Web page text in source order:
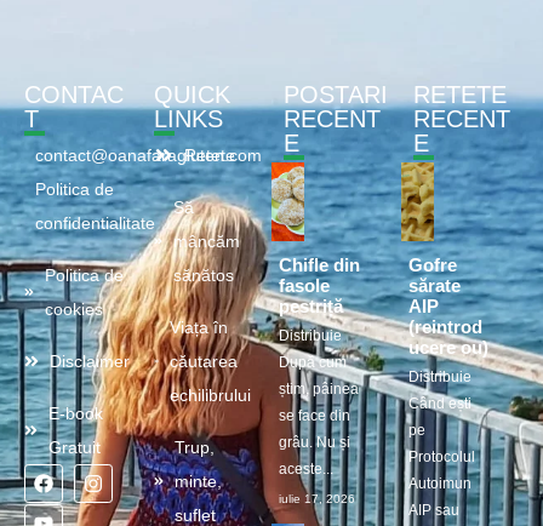
CONTAC
T
contact@oanafaragluten.com
Politica de
confidentialitate
Politica de
cookies
Disclaimer
E-book
Gratuit
QUICK
LINKS
Retete
Să
mâncăm
sănătos
Viața în
căutarea
echilibrului
Trup,
minte,
suflet
POSTARI
RECENT
E
Chifle din
fasole
pestriță
Distribuie
După cum
știm, pâinea
se face din
grâu. Nu și
aceste...
iulie 17, 2026
RETETE
RECENT
E
Gofre
sărate
AIP
(reintrod
ucere ou)
Distribuie
Când ești
pe
Protocolul
Autoimun
AIP sau